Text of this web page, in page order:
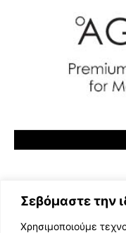
Σεβόμαστε την
Χρησιμοποιούμε